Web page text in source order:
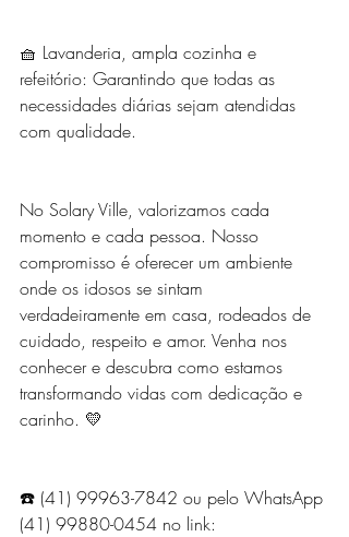
🧺 Lavanderia, ampla cozinha e
refeitório: Garantindo que todas as
necessidades diárias sejam atendidas
com qualidade.
No Solary Ville, valorizamos cada
momento e cada pessoa. Nosso
compromisso é oferecer um ambiente
onde os idosos se sintam
verdadeiramente em casa, rodeados de
cuidado, respeito e amor. Venha nos
conhecer e descubra como estamos
transformando vidas com dedicação e
carinho. 💛
☎️ (41) 99963-7842 ou pelo WhatsApp
(41) 99880-0454 no link: